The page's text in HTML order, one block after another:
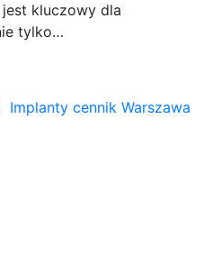
kluczowy dla
tylko…
Implanty cennik Warszawa